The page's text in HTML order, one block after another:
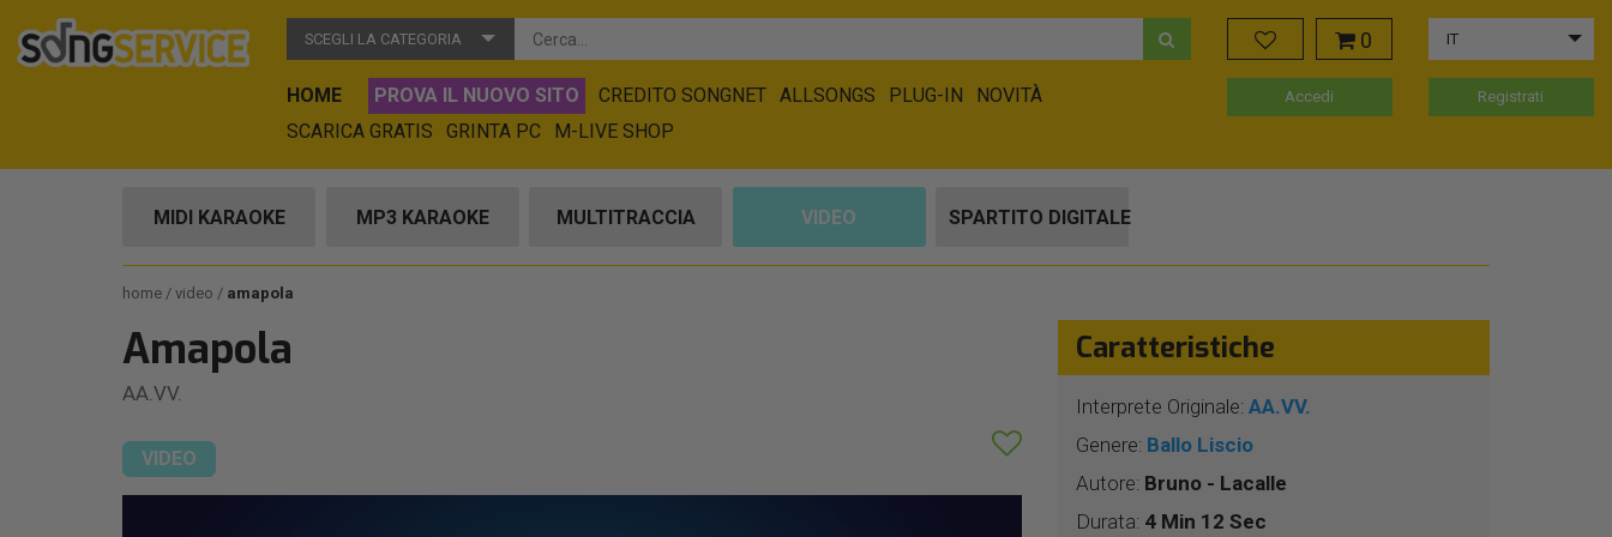
SCEGLI LA CATEGORIA
HOME PROVA IL NUOVO SITO CREDITO SONGNET ALLSONGS PLUG-IN
NOVITÀ
SCARICA GRATIS
GRINTA PC M-LIVE SHOP
0 IT
Accedi Registrati
MIDI KARAOKE MP3 KARAOKE MULTITRACCIA VIDEO SPARTITO DIGITALE
home video amapola
Amapola
AA.VV.
VIDEO
Caratteristiche
Interprete Originale: AA.VV.
Genere: Ballo Liscio
Autore: Bruno - Lacalle
Durata: 4 Min 12 Sec